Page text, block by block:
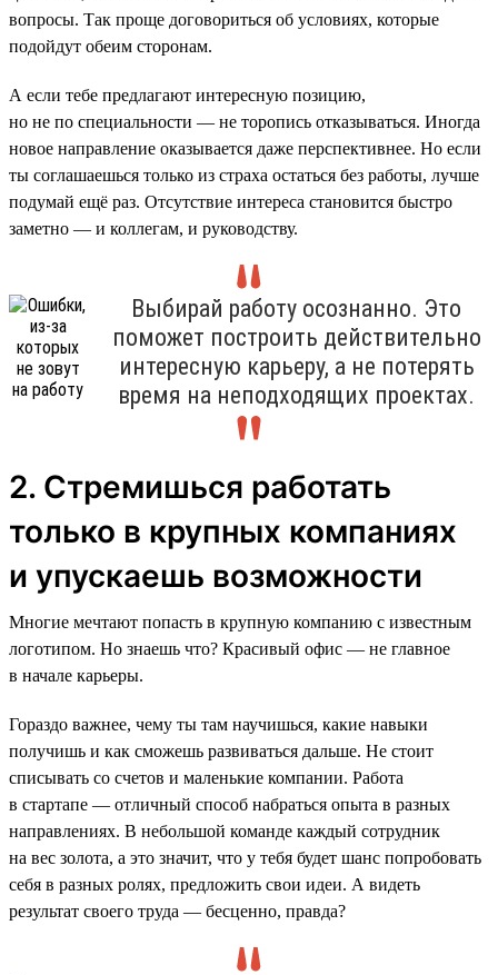
вопросы. Так проще договориться об условиях, которые
подойдут обеим сторонам.
А если тебе предлагают интересную позицию,
но не по специальности — не торопись отказываться. Иногда
новое направление оказывается даже перспективнее. Но если
ты соглашаешься только из страха остаться без работы, лучше
подумай ещё раз. Отсутствие интереса становится быстро
заметно — и коллегам, и руководству.
Выбирай работу осознанно. Это
поможет построить действительно
интересную карьеру, а не потерять
время на неподходящих проектах.
2. Стремишься работать
только в крупных компаниях
и упускаешь возможности
Многие мечтают попасть в крупную компанию с известным
логотипом. Но знаешь что? Красивый офис — не главное
в начале карьеры.
Гораздо важнее, чему ты там научишься, какие навыки
получишь и как сможешь развиваться дальше. Не стоит
списывать со счетов и маленькие компании. Работа
в стартапе — отличный способ набраться опыта в разных
направлениях. В небольшой команде каждый сотрудник
на вес золота, а это значит, что у тебя будет шанс попробовать
себя в разных ролях, предложить свои идеи. А видеть
результат своего труда — бесценно, правда?